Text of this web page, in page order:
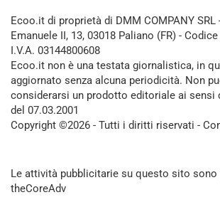
Ecoo.it di proprietà di DMM COMPANY
Emanuele II, 13, 03018 Paliano (FR) -
I.V.A. 03144800608
Ecoo.it non è una testata giornalistica, in
aggiornato senza alcuna periodicità. Non
considerarsi un prodotto editoriale ai sensi
del 07.03.2001
Copyright ©2026 - Tutti i diritti riservati -
Le attività pubblicitarie su questo sito sono
theCoreAdv